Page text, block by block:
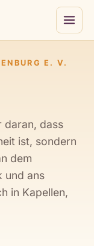
E. V.
daran, dass
ist, sondern
dem
und ans
in Kapellen,